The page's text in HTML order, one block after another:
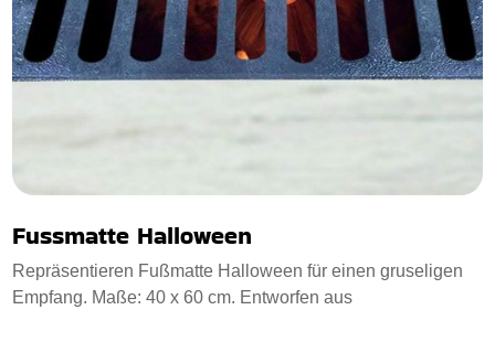
Fussmatte Halloween
Repräsentieren Fußmatte Halloween für einen gruseligen
Empfang. Maße: 40 x 60 cm. Entworfen aus